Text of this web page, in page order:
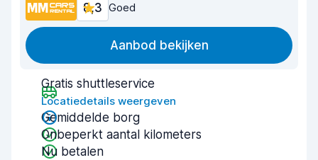
8,3 Goed
Aanbod bekijken
Gratis shuttleservice
Locatiedetails weergeven
Gemiddelde borg
Onbeperkt aantal kilometers
Nu betalen